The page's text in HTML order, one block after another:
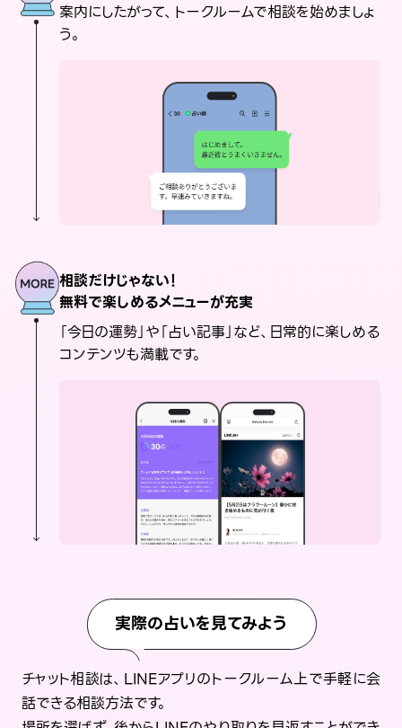
案内にしたがって、トークルームで相談を始めましょ
う。
相談だけじゃない！
無料で楽しめるメニューが充実
「今日の運勢」や「占い記事」など、日常的に楽しめる
コンテンツも満載です。
実際の占いを見てみよう
チャット相談は、LINEアプリのトークルーム上で手軽に会
話できる相談方法です。